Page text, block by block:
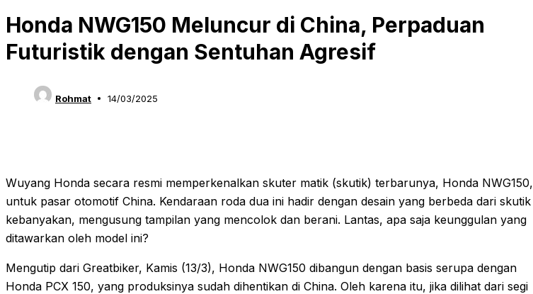
Honda NWG150 Meluncur di China, Perpaduan
Futuristik dengan Sentuhan Agresif
Rohmat 14/03/2025
Wuyang Honda secara resmi memperkenalkan skuter matik (skutik) terbarunya, Honda NWG150,
untuk pasar otomotif China. Kendaraan roda dua ini hadir dengan desain yang berbeda dari skutik
kebanyakan, mengusung tampilan yang mencolok dan berani. Lantas, apa saja keunggulan yang
ditawarkan oleh model ini?
Mengutip dari Greatbiker, Kamis (13/3), Honda NWG150 dibangun dengan basis serupa dengan
Honda PCX 150, yang produksinya sudah dihentikan di China. Oleh karena itu, jika dilihat dari segi